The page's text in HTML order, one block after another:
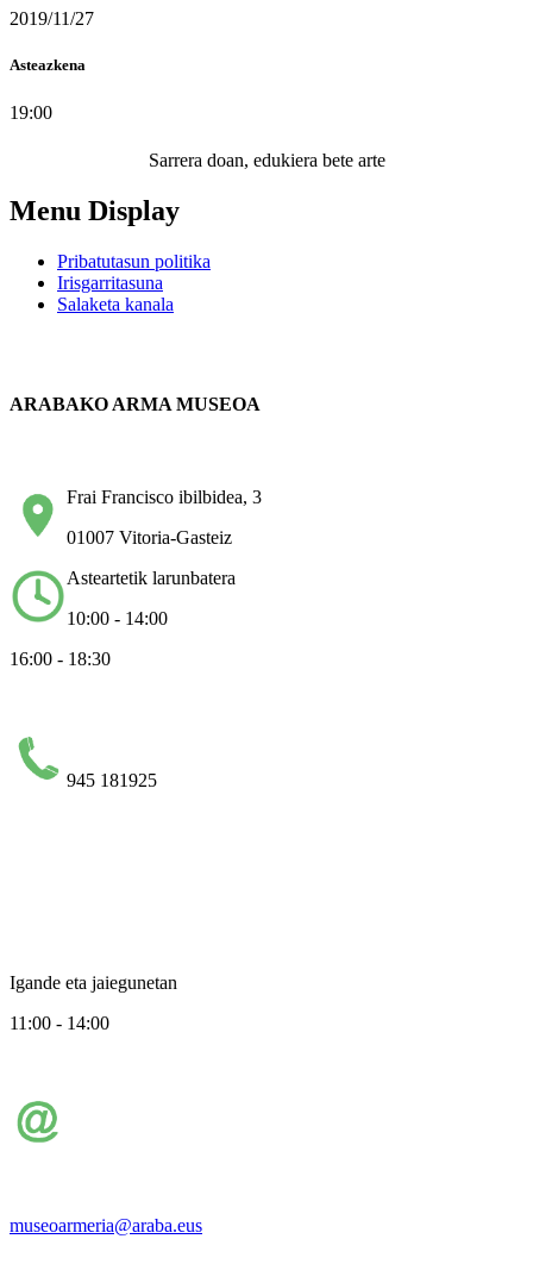
2019/11/27
Asteazkena
19:00
Sarrera doan, edukiera bete arte
Menu Display
Pribatutasun politika
Irisgarritasuna
Salaketa kanala
ARABAKO ARMA MUSEOA
Frai Francisco ibilbidea, 3
01007 Vitoria-Gasteiz
Asteartetik larunbatera
10:00 - 14:00
16:00 - 18:30
945 181925
Igande eta jaiegunetan
11:00 - 14:00
museoarmeria@araba.eus